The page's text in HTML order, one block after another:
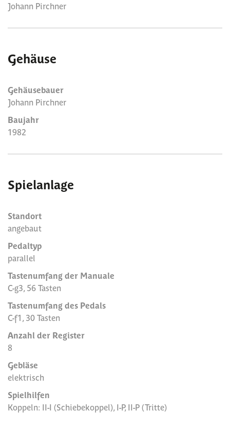
Johann Pirchner
Gehäuse
Gehäusebauer
Johann Pirchner
Baujahr
1982
Spielanlage
Standort
angebaut
Pedaltyp
parallel
Tastenumfang der Manuale
C-g3, 56 Tasten
Tastenumfang des Pedals
C-f1, 30 Tasten
Anzahl der Register
8
Gebläse
elektrisch
Spielhilfen
Koppeln: II-I (Schiebekoppel), I-P, II-P (Tritte)